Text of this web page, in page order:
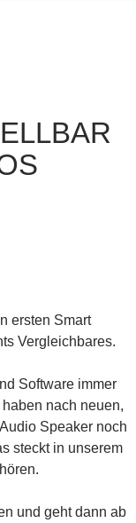
ersten Smart
Vergleichbares.
Software immer
nach neuen,
Speaker noch
steckt in unserem
und geht dann ab